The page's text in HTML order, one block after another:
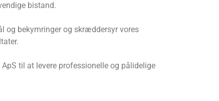
bistand.
og bekymringer og skræddersyr vores
til at levere professionelle og pålidelige